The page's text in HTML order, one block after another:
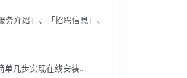
务介绍」、「招聘信息」、
单几步实现在线安装...